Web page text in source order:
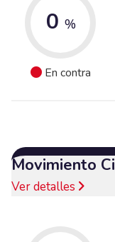
0 %
En contra
Movimiento
Ver detalles